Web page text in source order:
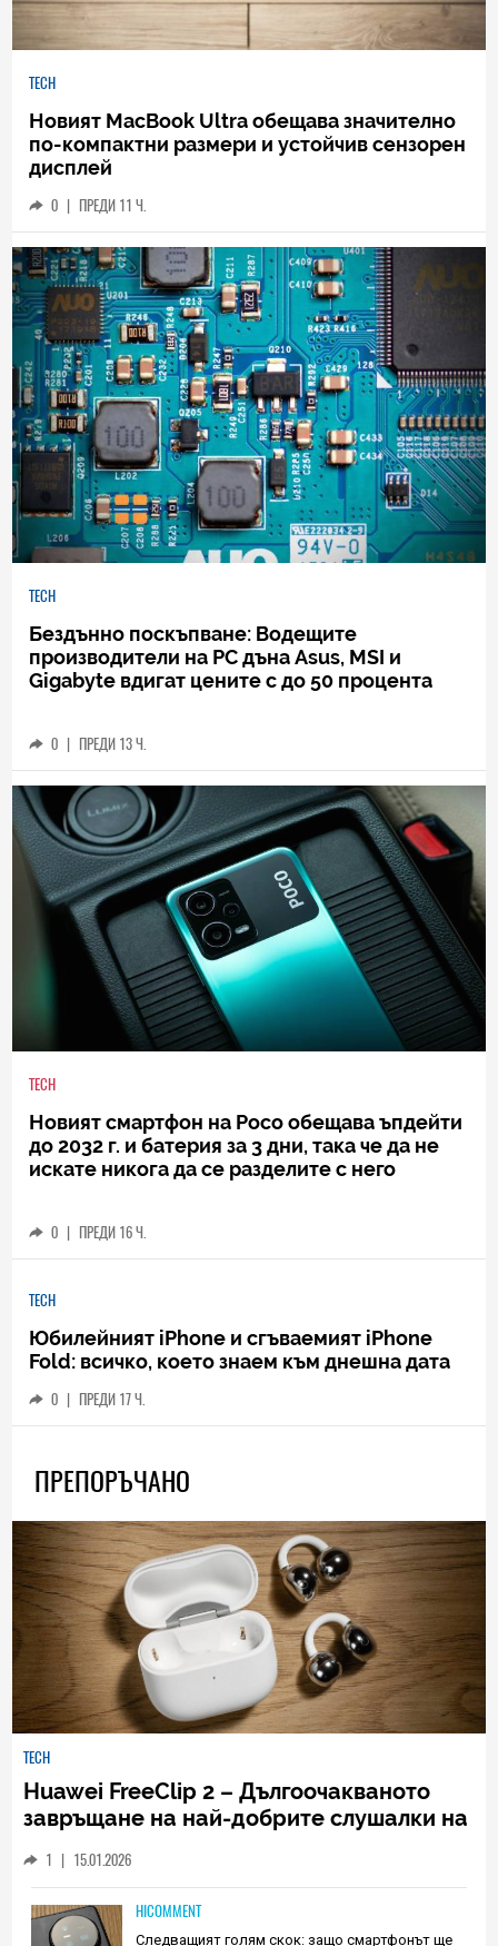
TECH
Новият MacBook Ultra обещава значително
по-компактни размери и устойчив сензорен
дисплей
0 | ПРЕДИ 11 Ч.
TECH
Бездънно поскъпване: Водещите
производители на РС дъна Asus, MSI и
Gigabyte вдигат цените с до 50 процента
0 | ПРЕДИ 13 Ч.
TECH
Новият смартфон на Poco обещава ъпдейти
до 2032 г. и батерия за 3 дни, така че да не
искате никога да се разделите с него
0 | ПРЕДИ 16 Ч.
TECH
Юбилейният iPhone и сгъваемият iPhone
Fold: всичко, което знаем към днешна дата
0 | ПРЕДИ 17 Ч.
ПРЕПОРЪЧАНО
TECH
Huawei FreeClip 2 – Дългоочакваното
завръщане на най-добрите слушалки на
1 | 15.01.2026
HICOMMENT
Следващият голям скок: защо смартфонът ще